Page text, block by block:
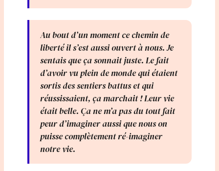
Au bout d’un moment ce chemin de
liberté il s’est aussi ouvert à nous. Je
sentais que ça sonnait juste. Le fait
d’avoir vu plein de monde qui étaient
sortis des sentiers battus et qui
réussissaient, ça marchait ! Leur vie
était belle. Ça ne m’a pas du tout fait
peur d’imaginer aussi que nous on
puisse complètement ré-imaginer
notre vie.